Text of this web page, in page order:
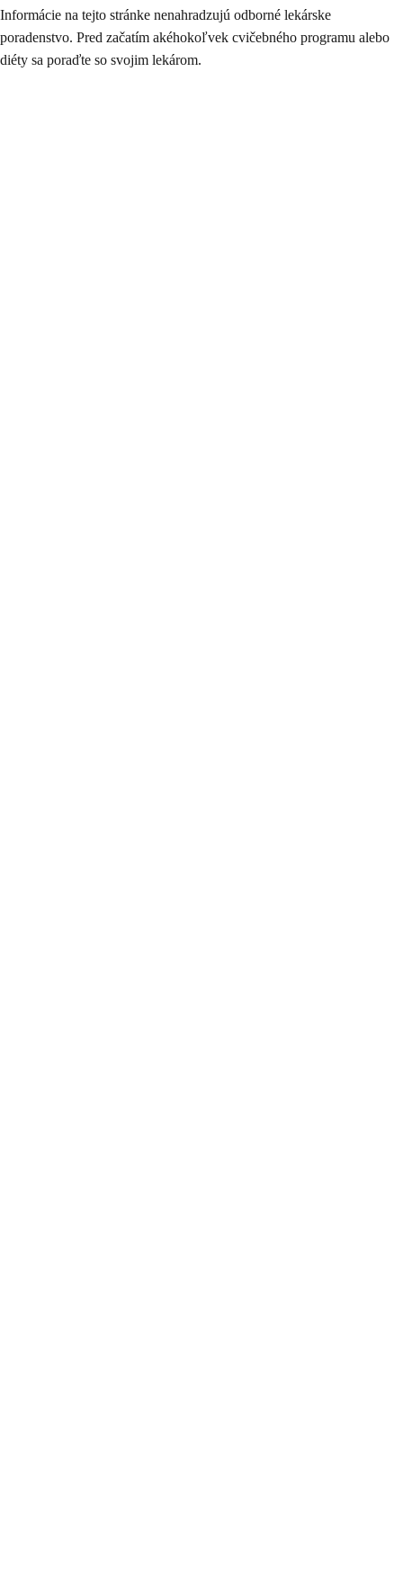
Informácie na tejto stránke nenahradzujú odborné lekárske
poradenstvo. Pred začatím akéhokoľvek cvičebného programu alebo
diéty sa poraďte so svojim lekárom.